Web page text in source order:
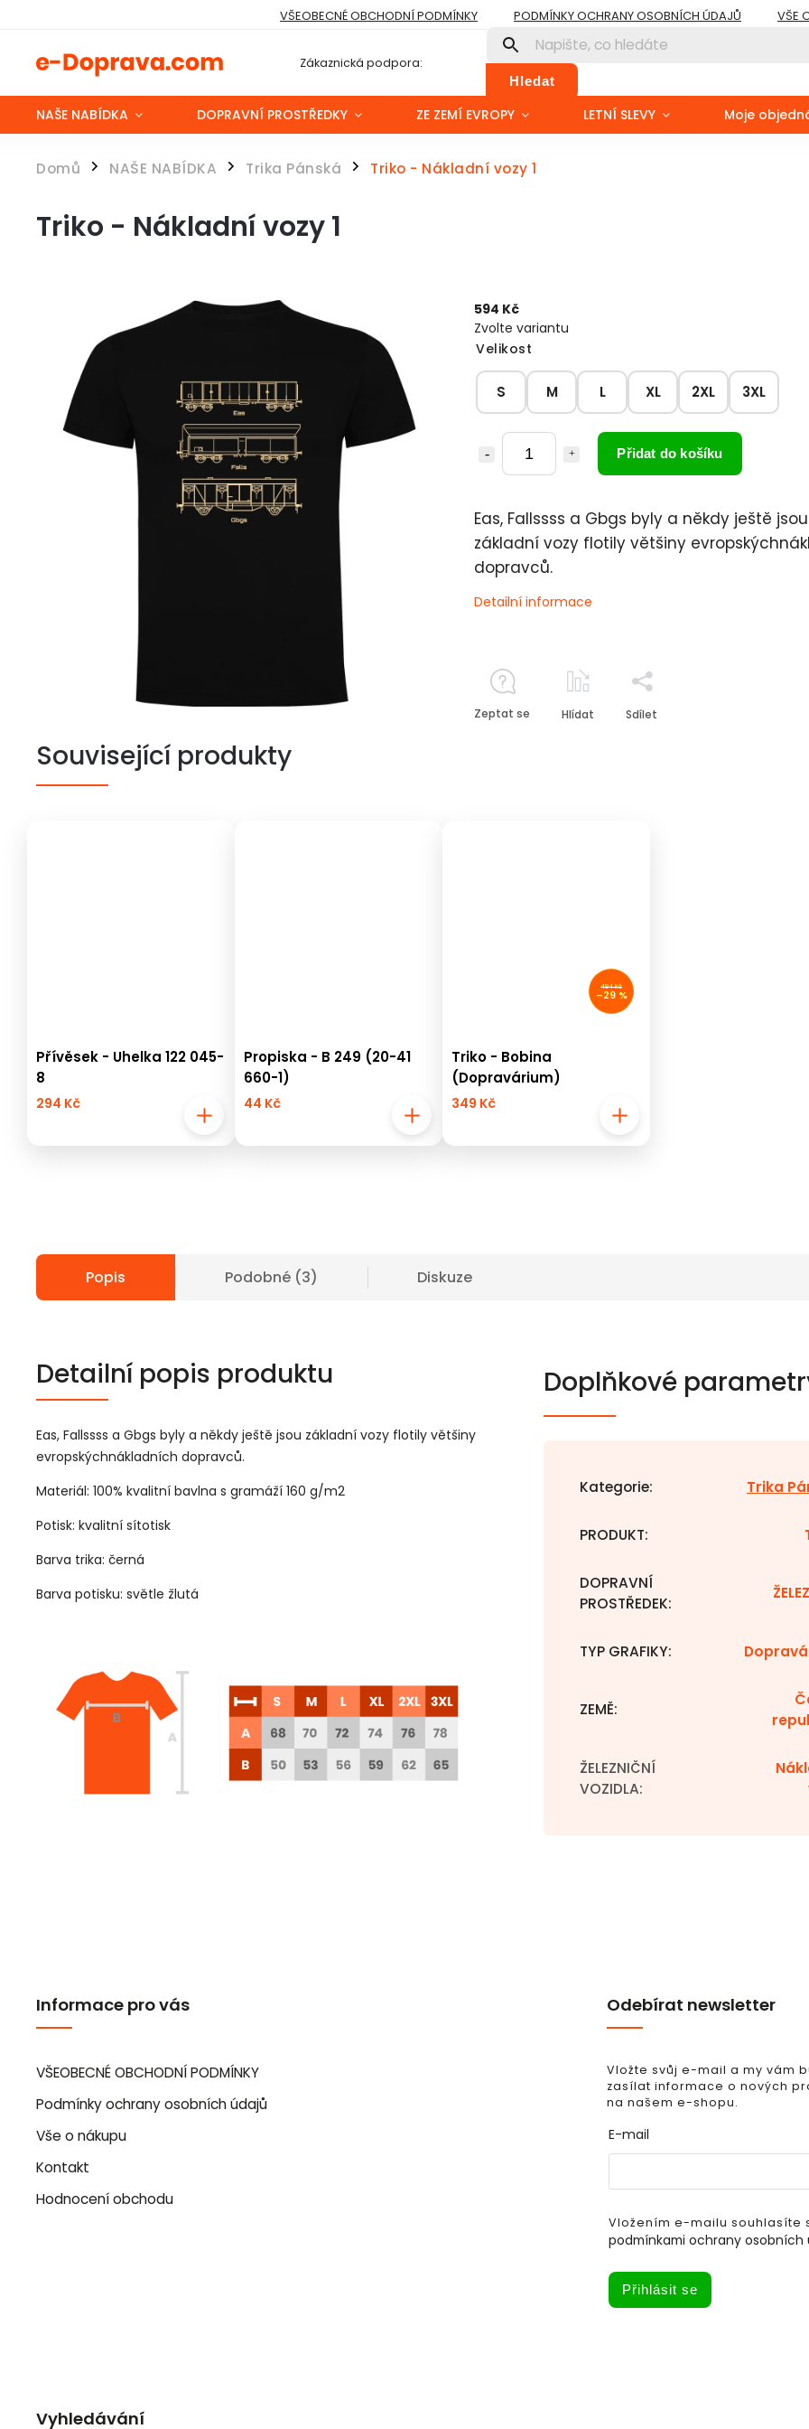
VŠEOBECNÉ OBCHODNÍ PODMÍNKY PODMÍNKY OCHRANY OSOBNÍCH ÚDAJŮ VŠE
Zákaznická podpora:
Hledat
NAŠE NABÍDKA DOPRAVNÍ PROSTŘEDKY ZE ZEMÍ EVROPY LETNÍ SLEVY Moje
Domů / NAŠE NABÍDKA / Trika Pánská / Triko - Nákladní vozy 1
Triko - Nákladní vozy 1
594 Kč
Zvolte variantu
Velikost
S M L XL 2XL 3XL
Přidat do košíku
Eas, Fallssss a Gbgs byly a někdy ještě jsou
základní vozy flotily většiny
dopravců.
Detailní informace
Zeptat se Hlídat Sdílet
Související produkty
Přívěsek - Uhelka 122 045-
8
294 Kč
Propiska - B 249 (20-41
660-1)
44 Kč
494 Kč
–29 %
Triko - Bobina
(Dopravárium)
349 Kč
Popis Podobné (3) Diskuze
Detailní popis produktu
Eas, Fallssss a Gbgs byly a někdy ještě jsou základní vozy flotily většiny
evropskýchnákladních dopravců.
Materiál: 100% kvalitní bavlna s gramáží 160 g/m2
Potisk: kvalitní sítotisk
Barva trika: černá
Barva potisku: světle žlutá
Doplňkové
Kategorie: Trika
PRODUKT:
DOPRAVNÍ
PROSTŘEDEK:
TYP GRAFIKY:
ZEMĚ:
ŽELEZNIČNÍ
VOZIDLA:
Informace pro vás
VŠEOBECNÉ OBCHODNÍ PODMÍNKY
Podmínky ochrany osobních údajů
Vše o nákupu
Kontakt
Hodnocení obchodu
Odebírat newsletter
Vložte svůj e-mail a my vám
zasílat informace o nových
na našem e-shopu.
E-mail
Vložením e-mailu souhlasíte
podmínkami ochrany osobních
Přihlásit se
Vyhledávání